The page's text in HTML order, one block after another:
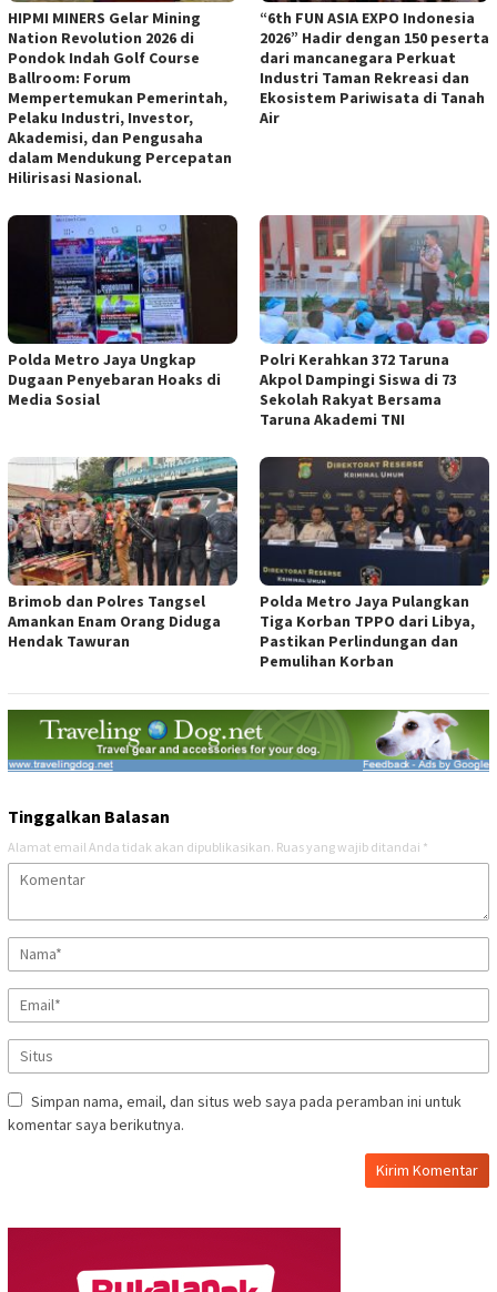
HIPMI MINERS Gelar Mining
Nation Revolution 2026 di
Pondok Indah Golf Course
Ballroom: Forum
Mempertemukan Pemerintah,
Pelaku Industri, Investor,
Akademisi, dan Pengusaha
dalam Mendukung Percepatan
Hilirisasi Nasional.
“6th FUN ASIA EXPO Indonesia
2026” Hadir dengan 150 peserta
dari mancanegara Perkuat
Industri Taman Rekreasi dan
Ekosistem Pariwisata di Tanah
Air
Polda Metro Jaya Ungkap
Dugaan Penyebaran Hoaks di
Media Sosial
Polri Kerahkan 372 Taruna
Akpol Dampingi Siswa di 73
Sekolah Rakyat Bersama
Taruna Akademi TNI
Brimob dan Polres Tangsel
Amankan Enam Orang Diduga
Hendak Tawuran
Polda Metro Jaya Pulangkan
Tiga Korban TPPO dari Libya,
Pastikan Perlindungan dan
Pemulihan Korban
Tinggalkan Balasan
Alamat email Anda tidak akan dipublikasikan. Ruas yang wajib ditandai *
Simpan nama, email, dan situs web saya pada peramban ini untuk
komentar saya berikutnya.